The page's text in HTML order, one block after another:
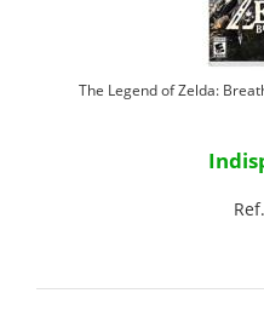
The Legend of Zelda: